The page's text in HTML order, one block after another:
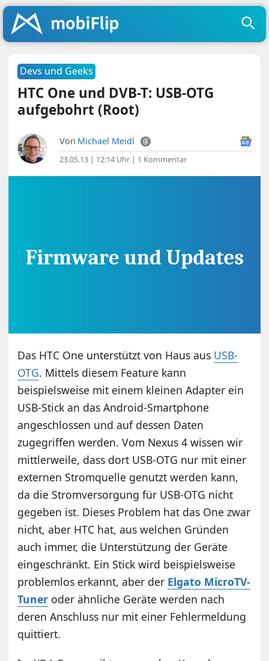
Devs und Geeks
HTC One und DVB-T: USB-OTG
aufgebohrt (Root)
Von Michael Meidl
23.05.13 | 12:14 Uhr | 1 Kommentar
Das HTC One unterstützt von Haus aus USB-
OTG. Mittels diesem Feature kann
beispielsweise mit einem kleinen Adapter ein
USB-Stick an das Android-Smartphone
angeschlossen und auf dessen Daten
zugegriffen werden. Vom Nexus 4 wissen wir
mittlerweile, dass dort USB-OTG nur mit einer
externen Stromquelle genutzt werden kann,
da die Stromversorgung für USB-OTG nicht
gegeben ist. Dieses Problem hat das One zwar
nicht, aber HTC hat, aus welchen Gründen
auch immer, die Unterstützung der Geräte
eingeschränkt. Ein Stick wird beispielsweise
problemlos erkannt, aber der Elgato MicroTV-
Tuner oder ähnliche Geräte werden nach
deren Anschluss nur mit einer Fehlermeldung
quittiert.